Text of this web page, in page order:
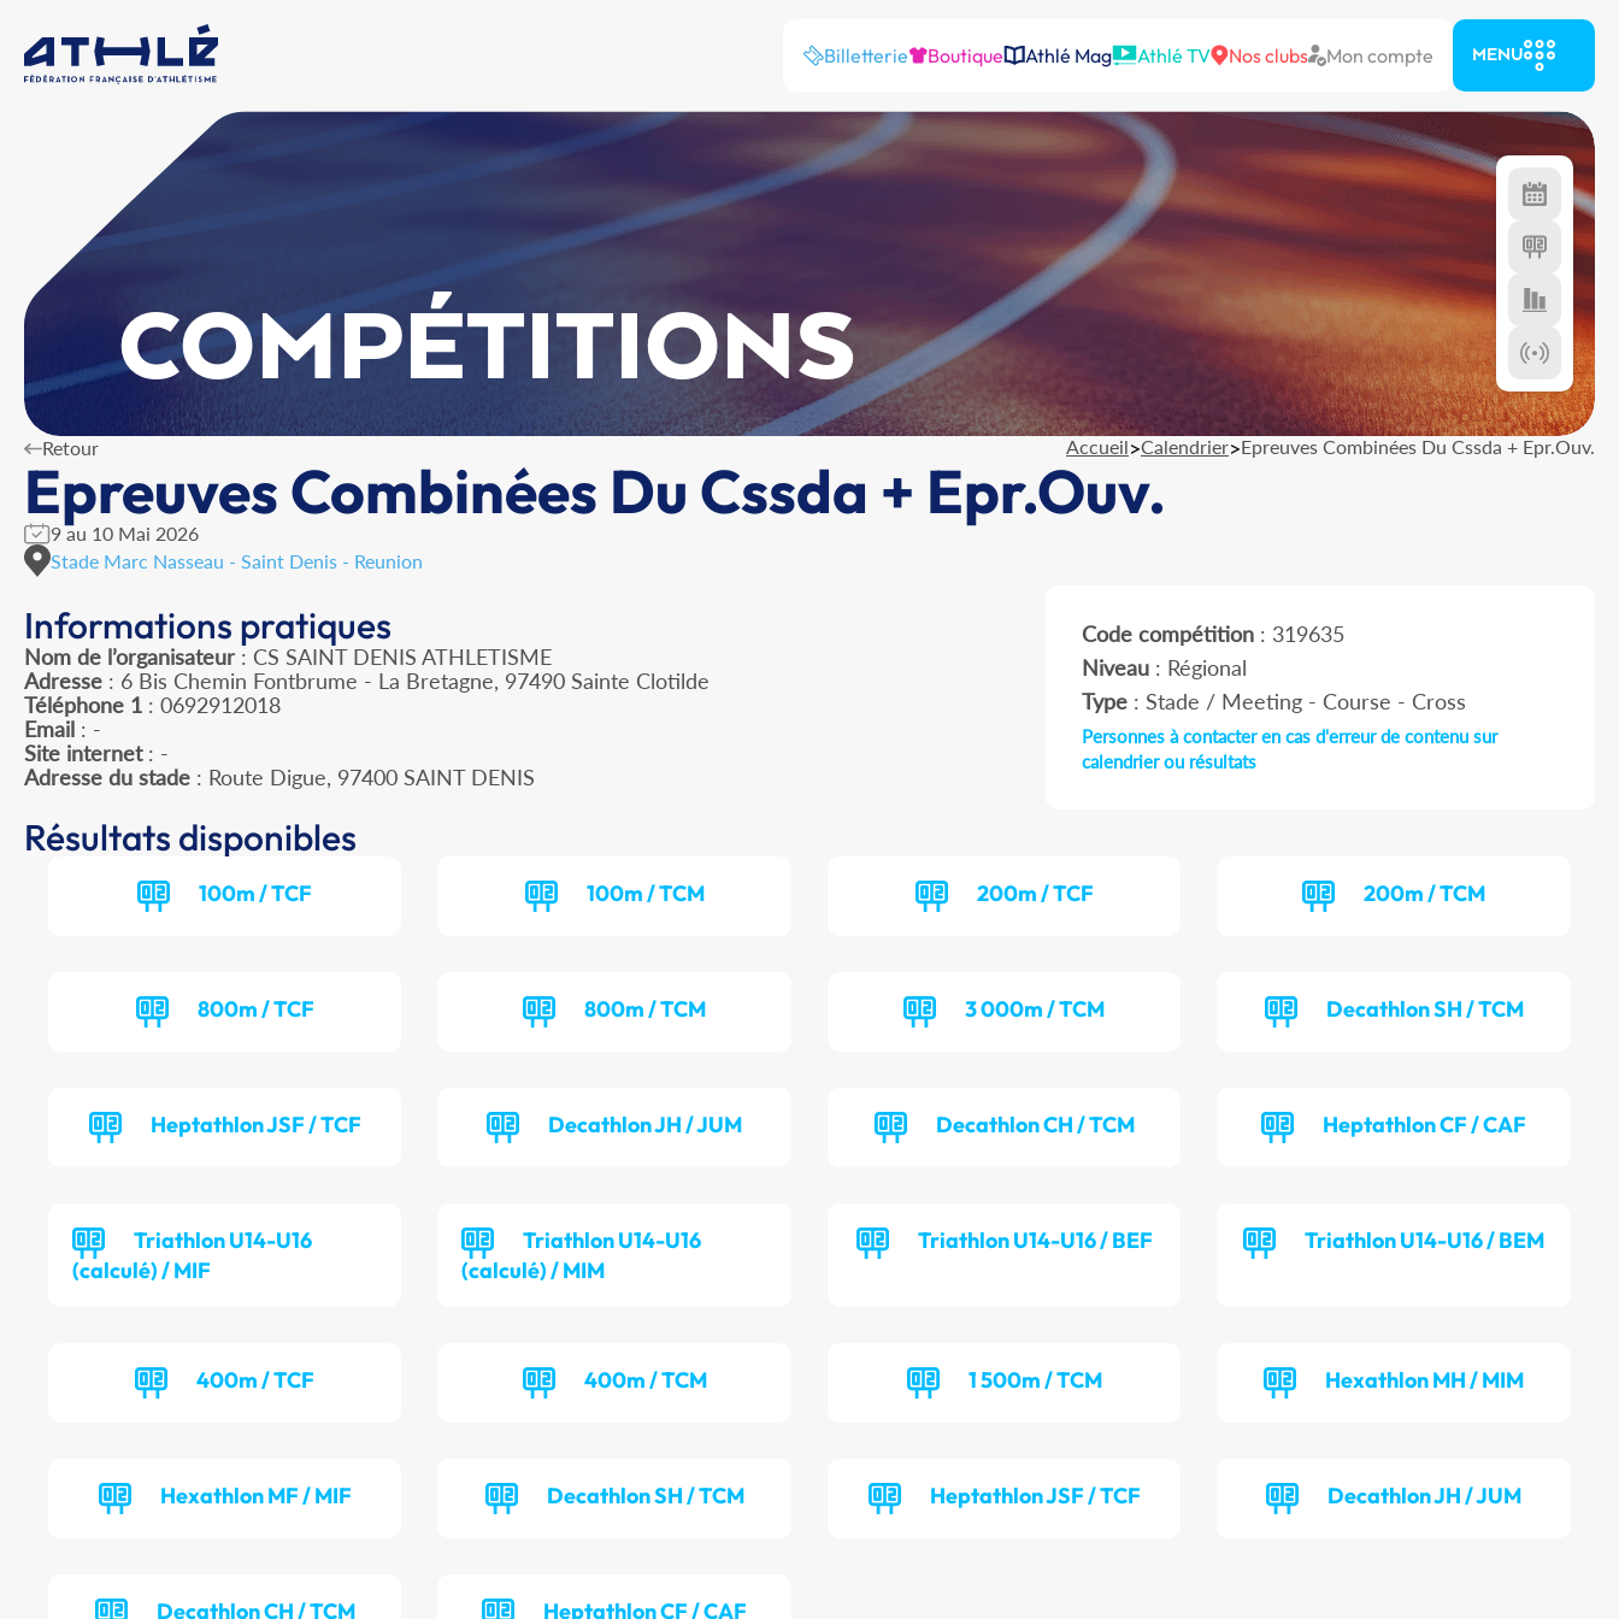
Billetterie Boutique Athlé Mag Athlé TV Nos clubs Mon compte MENU
COMPÉTITIONS
Retour Accueil>Calendrier>Epreuves Combinées Du Cssda + Epr.Ouv.
Epreuves Combinées Du Cssda + Epr.Ouv.
9 au 10 Mai 2026
Stade Marc Nasseau - Saint Denis - Reunion
Informations pratiques
Nom de l’organisateur : CS SAINT DENIS ATHLETISME
Adresse : 6 Bis Chemin Fontbrume - La Bretagne, 97490 Sainte Clotilde
Téléphone 1 : 0692912018
Email : -
Site internet: -
Adresse du stade : Route Digue, 97400 SAINT DENIS
Code compétition: 319635
Niveau: Régional
Type: Stade / Meeting - Course - Cross
Personnes à contacter en cas d'erreur de contenu sur
calendrier ou résultats
Résultats disponibles
100m / TCF 100m / TCM 200m / TCF 200m / TCM
800m / TCF 800m / TCM 3 000m / TCM Decathlon SH / TCM
Heptathlon JSF / TCF Decathlon JH / JUM Decathlon CH / TCM Heptathlon CF / CAF
Triathlon U14-U16
(calculé) / MIF
Triathlon U14-U16
(calculé) / MIM
Triathlon U14-U16 / BEF Triathlon U14-U16 / BEM
400m / TCF 400m / TCM 1 500m / TCM Hexathlon MH / MIM
Hexathlon MF / MIF Decathlon SH / TCM Heptathlon JSF / TCF Decathlon JH / JUM
Decathlon CH / TCM Heptathlon CF / CAF